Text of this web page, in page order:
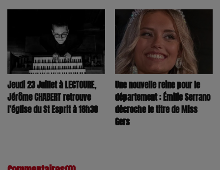
Jeudi 23 Juillet à LECTOURE,
Jérôme CHABERT retrouve
l’église du St Esprit à 18h30
Une nouvelle reine pour le
département : Émilie Serrano
décroche le titre de Miss
Gers